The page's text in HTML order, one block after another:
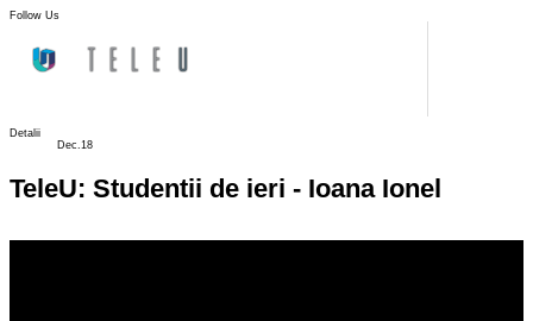
Follow Us
Detalii
Dec.18
TeleU: Studentii de ieri - Ioana Ionel